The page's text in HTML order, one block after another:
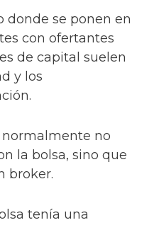
donde se ponen en
con ofertantes
de capital suelen
y los
normalmente no
la bolsa, sino que
broker.
tenía una